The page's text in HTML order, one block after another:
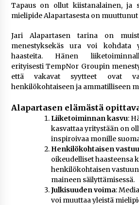
Tapaus on ollut kiistanalainen, ja
mielipide Alapartasesta on
Jari Alapartasen tarina on
menestyksekäs ura voi kohdata
haasteita. Hänen
erityisesti TempNor Groupin
että vakavat syytteet ovat
henkilökohtaiseen ja ammatilliseen
Alapartasen elämästä
Liiketoiminnan kasvu:
kasvattaa yritystään on
inspiroivaa monille
Henkilökohtaisen
oikeudelliset haasteensa
henkilökohtaisen
maineen säilyttämisessä.
Julkisuuden voima:
voi muuttaa yleistä